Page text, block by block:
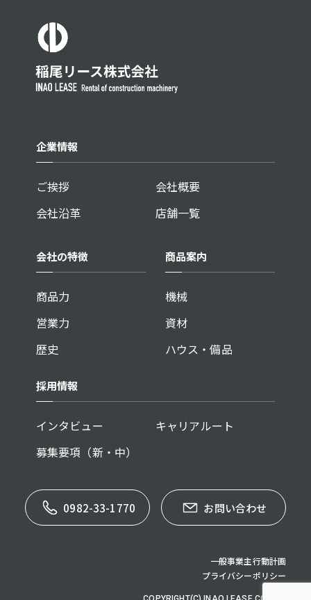
企業情報
ご挨拶
会社概要
会社沿革
店舗一覧
会社の特徴
商品力
営業力
歴史
商品案内
機械
資材
ハウス・備品
採用情報
インタビュー
キャリアルート
募集要項（新・中）
0982-33-1770 お問い合わせ
一般事業主行動計画
プライバシーポリシー